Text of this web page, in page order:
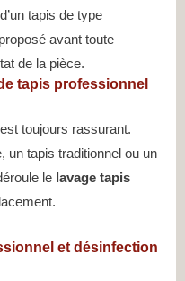
tapis de type
avant toute
de la pièce.
tapis professionnel
toujours rassurant.
un tapis traditionnel ou un
le lavage tapis
et désinfection